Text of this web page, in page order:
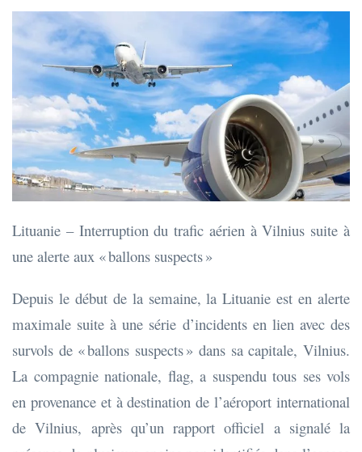
Lituanie – Interruption du trafic aérien à Vilnius suite à
une alerte aux « ballons suspects »
Depuis le début de la semaine, la Lituanie est en alerte
maximale suite à une série d’incidents en lien avec des
survols de « ballons suspects » dans sa capitale, Vilnius.
La compagnie nationale, flag, a suspendu tous ses vols
en provenance et à destination de l’aéroport international
de Vilnius, après qu’un rapport officiel a signalé la